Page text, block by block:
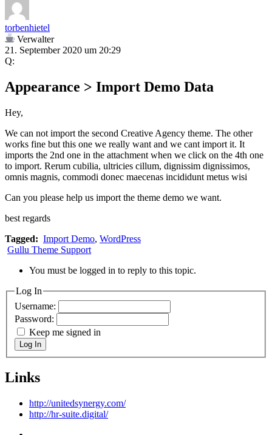
torbenhietel
Verwalter
21. September 2020 um 20:29
Q:
Appearance > Import Demo Data
Hey,
We can not import the second Creative Agency theme. The other
works fine but this one we really want and we cant import it. It
imports the 2nd one in the attachment when we click on the 4th one
to import. Rerum cubilia, ultricies cillum, dignissim dignissimos,
omnis magnis, commodi donec maecenas incididunt metus wisi
Can you please help us import the theme demo we want.
best regards
Tagged: Import Demo, WordPress
Gullu Theme Support
You must be logged in to reply to this topic.
Log In
Username:
Password:
Keep me signed in
Log In
Links
http://unitedsynergy.com/
http://hr-suite.digital/